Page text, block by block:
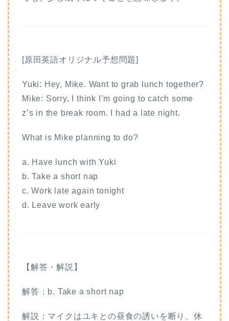
[原田英語オリジナル予想問題]
Yuki: Hey, Mike. Want to grab lunch together?
Mike: Sorry, I think I’m going to catch some
z’s in the break room. I had a late night.
What is Mike planning to do?
a. Have lunch with Yuki
b. Take a short nap
c. Work late again tonight
d. Leave work early
【解答・解説】
解答：b. Take a short nap
解説：マイクはユキとの昼食の誘いを断り、休